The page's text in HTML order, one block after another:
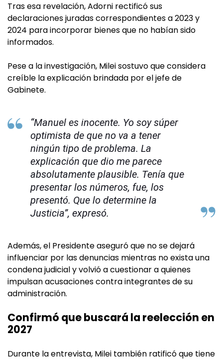
Tras esa revelación, Adorni rectificó sus
declaraciones juradas correspondientes a 2023 y
2024 para incorporar bienes que no habían sido
informados.
Pese a la investigación, Milei sostuvo que considera
creíble la explicación brindada por el jefe de
Gabinete.
“Manuel es inocente. Yo soy súper
optimista de que no va a tener
ningún tipo de problema. La
explicación que dio me parece
absolutamente plausible. Tenía que
presentar los números, fue, los
presentó. Que lo determine la
Justicia”, expresó.
Además, el Presidente aseguró que no se dejará
influenciar por las denuncias mientras no exista una
condena judicial y volvió a cuestionar a quienes
impulsan acusaciones contra integrantes de su
administración.
Confirmó que buscará la reelección en
2027
Durante la entrevista, Milei también ratificó que tiene